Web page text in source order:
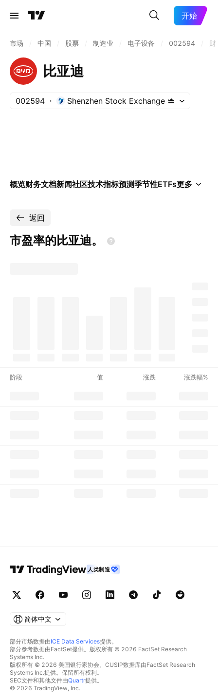
开始
市场 中国 股票 制造业 电子设备 002594 财
比亚迪
002594 Shenzhen Stock Exchange
概览财务文档新闻社区技术指标预测季节性ETFs更多
返回
市盈率的比亚迪。
阶段 值 涨跌 涨跌幅%
人类制造
简体中文
部分市场数据由ICE Data Services提供。
部分参考数据由FactSet提供。版权所有 © 2026 FactSet Research
Systems Inc.
版权所有 © 2026 美国银行家协会。CUSIP数据库由FactSet Research
Systems Inc.提供。保留所有权利。
SEC文件和其他文件由Quartr提供。
© 2026 TradingView, Inc.